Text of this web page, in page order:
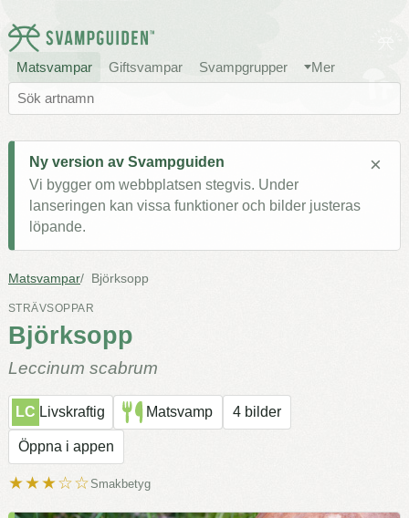
Matsvampar Giftsvampar Svampgrupper Mer
Ny version av Svampguiden
Vi bygger om webbplatsen stegvis. Under
lanseringen kan vissa funktioner och bilder justeras
löpande.
×
Matsvampar Björksopp
STRÄVSOPPAR
Björksopp
Leccinum scabrum
LC Livskraftig Matsvamp 4 bilder
Öppna i appen
★★★☆☆Smakbetyg